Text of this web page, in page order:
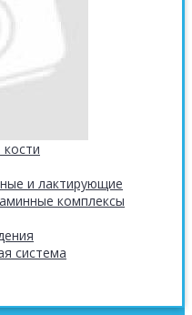
кости
и лактирующие
комплексы
система